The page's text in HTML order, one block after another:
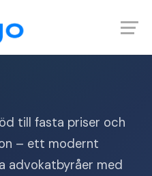
till fasta priser och
– ett modernt
advokatbyråer med